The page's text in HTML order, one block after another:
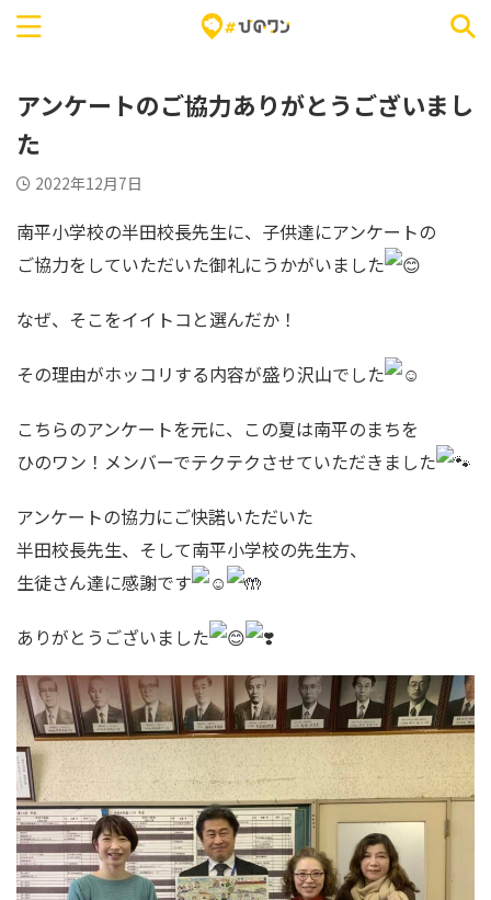
アンケートのご協力ありがとうございまし
た
2022年12月7日
南平小学校の半田校長先生に、子供達にアンケートの
ご協力をしていただいた御礼にうかがいました
なぜ、そこをイイトコと選んだか！
その理由がホッコリする内容が盛り沢山でした
こちらのアンケートを元に、この夏は南平のまちを
ひのワン！メンバーでテクテクさせていただきました
アンケートの協力にご快諾いただいた
半田校長先生、そして南平小学校の先生方、
生徒さん達に感謝です
ありがとうございました